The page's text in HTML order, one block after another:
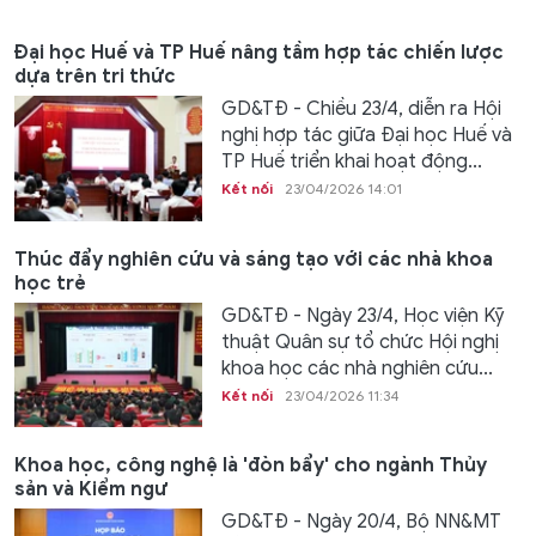
Đại học Huế và TP Huế nâng tầm hợp tác chiến lược
dựa trên tri thức
GD&TĐ - Chiều 23/4, diễn ra Hội
nghị hợp tác giữa Đại học Huế và
TP Huế triển khai hoạt động...
Kết nối 23/04/2026 14:01
Thúc đẩy nghiên cứu và sáng tạo với các nhà khoa
học trẻ
GD&TĐ - Ngày 23/4, Học viện Kỹ
thuật Quân sự tổ chức Hội nghị
khoa học các nhà nghiên cứu...
Kết nối 23/04/2026 11:34
Khoa học, công nghệ là 'đòn bẩy' cho ngành Thủy
sản và Kiểm ngư
GD&TĐ - Ngày 20/4, Bộ NN&MT